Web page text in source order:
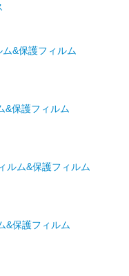
&保護フィルム
&保護フィルム
ルム&保護フィルム
&保護フィルム